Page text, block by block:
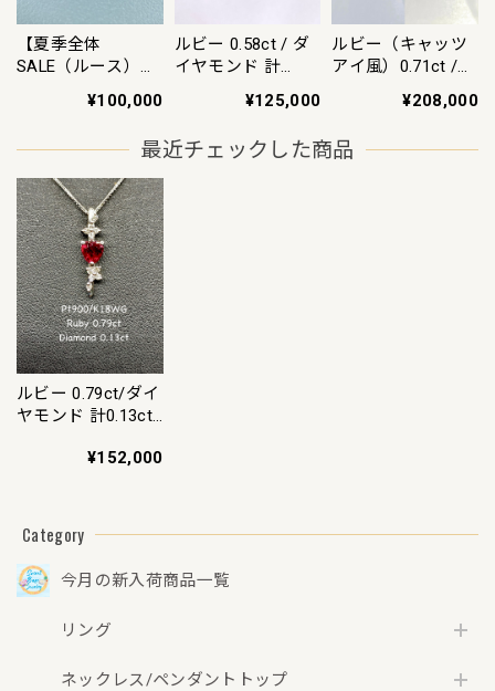
【夏季全体
SALE（ルース）
ジョンブラッドル
【AIGS鑑別付】
¥100,000
ルビー 0.58ct / ダ
イヤモンド 計
ダントトップ【リ
(新品仕上げ・補
¥125,000
ルビー（キャッツ
アイ風）0.71ct /
シュメント(新品仕
¥208,000
最近チェックした商品
ルビー 0.79ct/ダイ
ヤモンド 計0.13ct
クレス【リフレッ
等済)】【3日以内
返品可（※カード/
キャリア決済の場
合）】
¥152,000
Category
今月の新入荷商品一覧
リング
ネックレス/ペンダントトップ